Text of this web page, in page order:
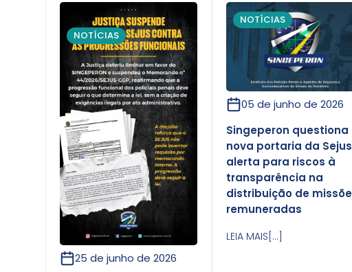
NOTÍCIAS
25 de junho de 2026
NOTÍCIAS
05 de junho de 2026
Singeperon questiona
nova portaria da
alerta para riscos à
transparência na
distribuição de
remuneradas
LEIA MAIS[...]